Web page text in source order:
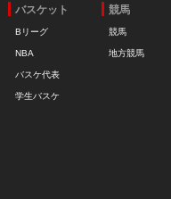
バスケット
Bリーグ
NBA
バスケ代表
学生バスケ
競馬
競馬
地方競馬